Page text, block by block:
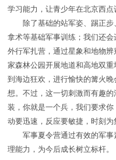
学习能力，让青少年在北京西
除了基础的站军姿、踢正步
拿术等基础军事训练；我们还
外行军扎营，通过星象和地物
家森林公园开展地道和高地双
到海边狂欢，进行愉快的篝火
想。不过，这一切刺激而有趣
装，你就是一个兵，我们要求
动要迅速，反应要敏捷，时刻为
军事夏令营通过有效的军事
理能力，为今后成长树立标杆。